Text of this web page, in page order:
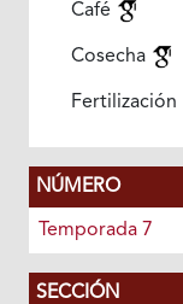
Café
Cosecha
Fertilización
NÚMERO
Temporada 7
SECCIÓN